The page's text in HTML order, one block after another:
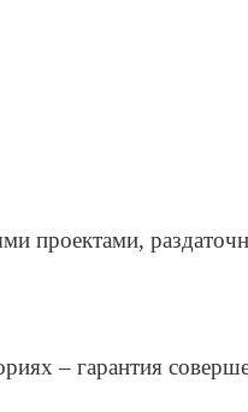
проектами,
– гарантия